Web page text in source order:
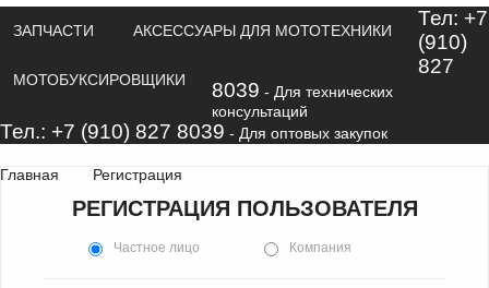
ЗАПЧАСТИ АКСЕССУАРЫ ДЛЯ МОТОТЕХНИКИ
МОТОБУКСИРОВЩИКИ
Тел: +7
(910)
827
8039 - Для технических
консультаций
Тел.: +7 (910) 827 8039 - Для оптовых закупок
Главная Регистрация
РЕГИСТРАЦИЯ ПОЛЬЗОВАТЕЛЯ
Частное лицо Компания